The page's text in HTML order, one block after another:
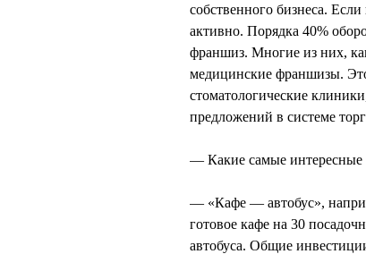
собственного бизнеса.
активно. Порядка 40%
франшиз. Многие из них,
медицинские франшизы.
стоматологические
предложений в системе
— Какие самые интересные
— «Кафе — автобус»,
готовое кафе на 30
автобуса. Общие